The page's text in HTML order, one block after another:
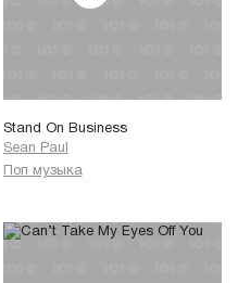
Stand On Business
Sean Paul
Поп музыка